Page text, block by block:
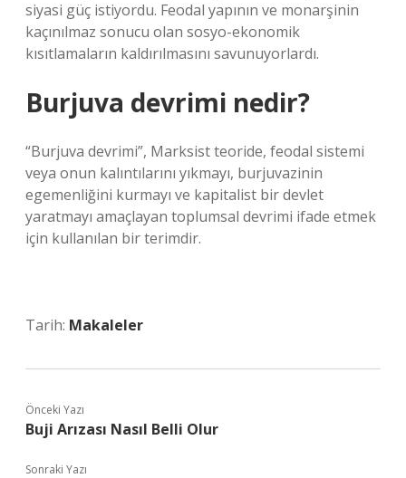
siyasi güç istiyordu. Feodal yapının ve monarşinin
kaçınılmaz sonucu olan sosyo-ekonomik
kısıtlamaların kaldırılmasını savunuyorlardı.
Burjuva devrimi nedir?
“Burjuva devrimi”, Marksist teoride, feodal sistemi
veya onun kalıntılarını yıkmayı, burjuvazinin
egemenliğini kurmayı ve kapitalist bir devlet
yaratmayı amaçlayan toplumsal devrimi ifade etmek
için kullanılan bir terimdir.
Tarih: Makaleler
Önceki Yazı
Buji Arızası Nasıl Belli Olur
Sonraki Yazı